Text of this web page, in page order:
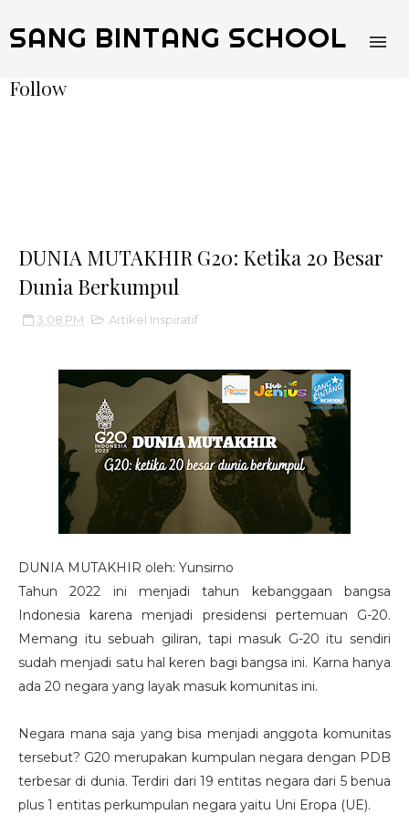
SANG BINTANG SCHOOL
Follow
DUNIA MUTAKHIR G20: Ketika 20 Besar
Dunia Berkumpul
3:08 PM Artikel Inspiratif
DUNIA MUTAKHIR oleh: Yunsirno
Tahun 2022 ini menjadi tahun kebanggaan bangsa
Indonesia karena menjadi presidensi pertemuan G-20.
Memang itu sebuah giliran, tapi masuk G-20 itu sendiri
sudah menjadi satu hal keren bagi bangsa ini. Karna hanya
ada 20 negara yang layak masuk komunitas ini.
Negara mana saja yang bisa menjadi anggota komunitas
tersebut? G20 merupakan kumpulan negara dengan PDB
terbesar di dunia. Terdiri dari 19 entitas negara dari 5 benua
plus 1 entitas perkumpulan negara yaitu Uni Eropa (UE).